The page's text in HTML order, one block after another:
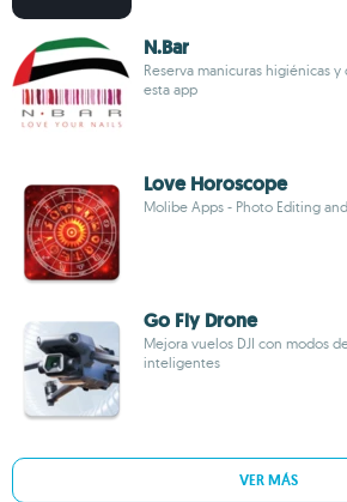
N.Bar
Reserva manicuras higiénicas
esta app
Love Horoscope
Molibe Apps - Photo Editing
Go Fly Drone
Mejora vuelos DJI con modos
inteligentes
VER MÁS